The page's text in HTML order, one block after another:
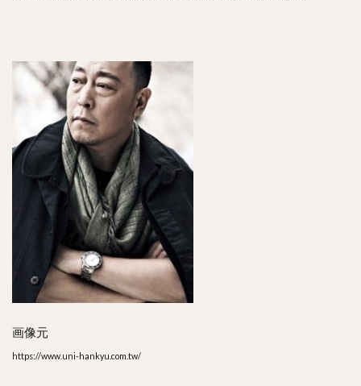
画像元
https://www.uni-hankyu.com.tw/